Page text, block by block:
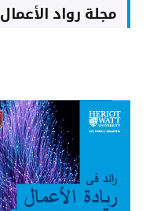
مجلة رواد الأعمال